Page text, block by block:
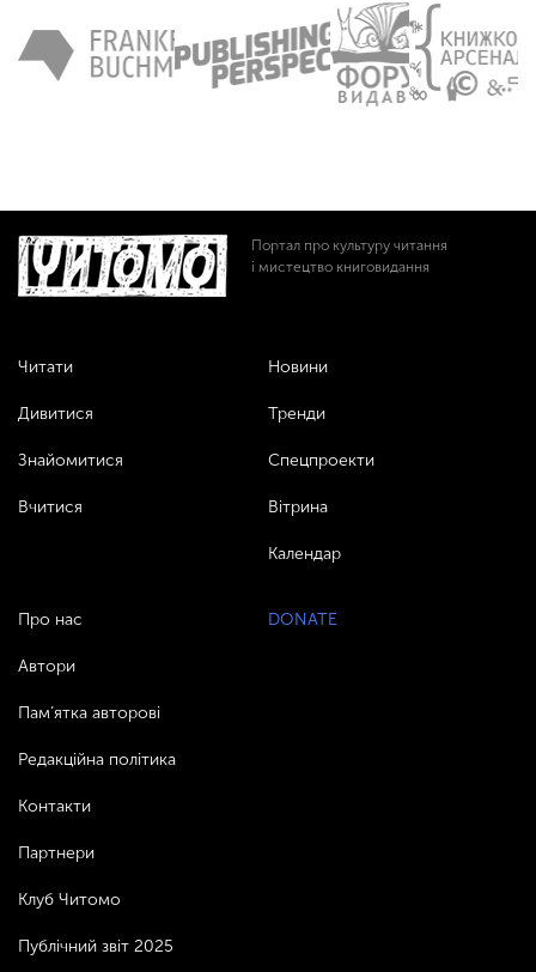
Портал про культуру читання
і мистецтво книговидання
Читати
Дивитися
Знайомитися
Вчитися
Новини
Тренди
Спецпроекти
Вітрина
Календар
Про нас
Автори
Пам’ятка авторові
Редакційна політика
Контакти
Партнери
Клуб Читомо
Публічний звіт 2025
DONATE